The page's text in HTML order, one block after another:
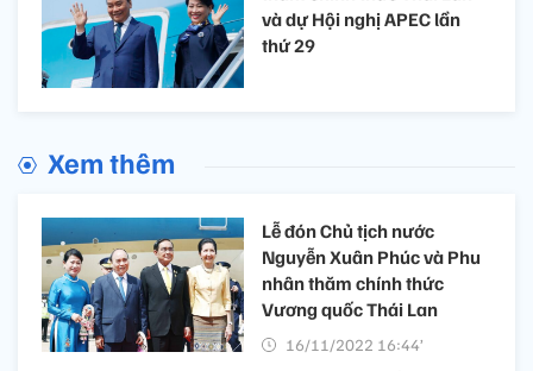
và dự Hội nghị APEC lần
thứ 29
Xem thêm
Lễ đón Chủ tịch nước
Nguyễn Xuân Phúc và Phu
nhân thăm chính thức
Vương quốc Thái Lan
16/11/2022 16:44’